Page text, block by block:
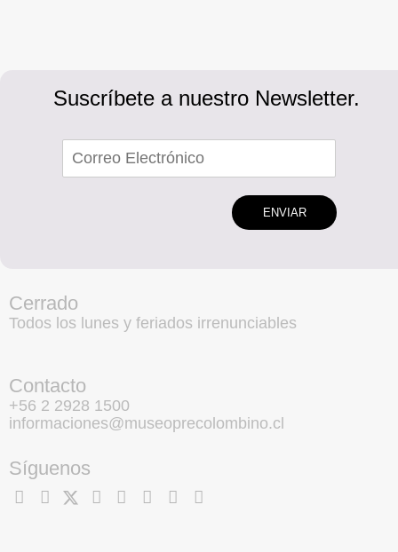
Suscríbete a nuestro Newsletter.
ENVIAR
Cerrado
Todos los lunes y feriados irrenunciables
Contacto
+56 2 2928 1500
informaciones@museoprecolombino.cl
Síguenos